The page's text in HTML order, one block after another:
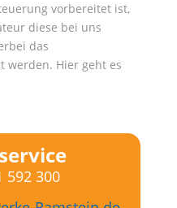
vorbereitet ist,
diese bei uns
das
werden. Hier geht es
592 300